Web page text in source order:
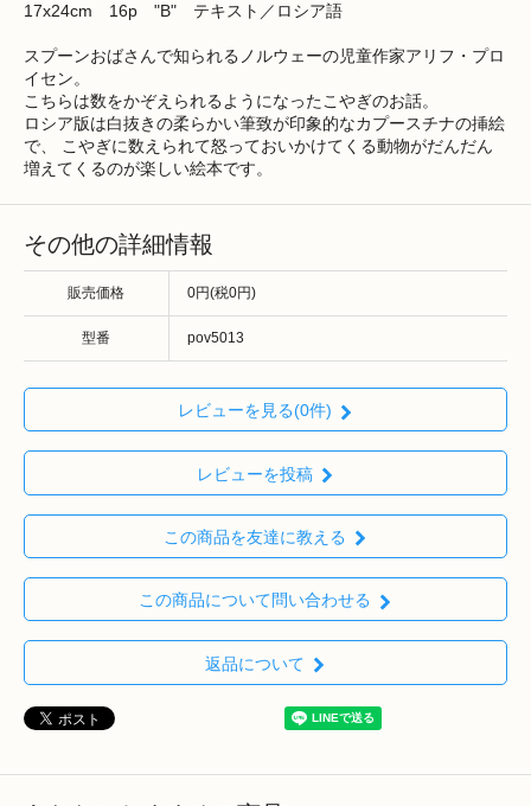
17x24cm 16p "B" テキスト／ロシア語
スプーンおばさんで知られるノルウェーの児童作家アリフ・プロ
イセン。
こちらは数をかぞえられるようになったこやぎのお話。
ロシア版は白抜きの柔らかい筆致が印象的なカプースチナの挿絵
で、 こやぎに数えられて怒っておいかけてくる動物がだんだん
増えてくるのが楽しい絵本です。
その他の詳細情報
販売価格 0円(税0円)
型番 pov5013
レビューを見る(0件)
レビューを投稿
この商品を友達に教える
この商品について問い合わせる
返品について